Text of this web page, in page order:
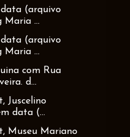
(arquivo
Maria ...
(arquivo
Maria ...
com Rua
d...
Juscelino
data (...
Museu Mariano